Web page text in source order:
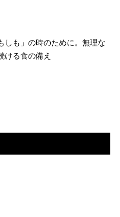
しも」の時のために。無理な
ける食の備え